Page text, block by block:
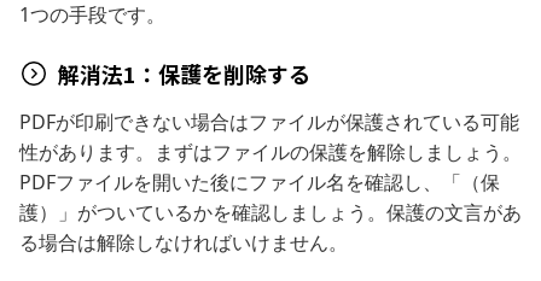
1つの手段です。
解消法1：保護を削除する
PDFが印刷できない場合はファイルが保護されている可能
性があります。まずはファイルの保護を解除しましょう。
PDFファイルを開いた後にファイル名を確認し、「（保
護）」がついているかを確認しましょう。保護の文言があ
る場合は解除しなければいけません。